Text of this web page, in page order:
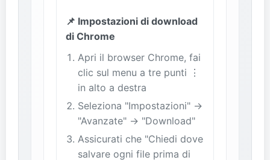
📌 Impostazioni di download
di Chrome
Apri il browser Chrome, fai
clic sul menu a tre punti ⋮
in alto a destra
Seleziona "Impostazioni" →
"Avanzate" → "Download"
Assicurati che "Chiedi dove
salvare ogni file prima di